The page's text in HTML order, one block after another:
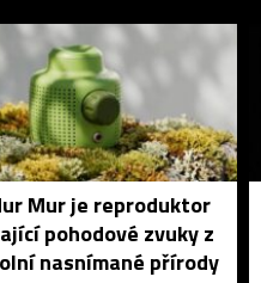
Mur je reproduktor
pohodové zvuky z
nasnímané přírody